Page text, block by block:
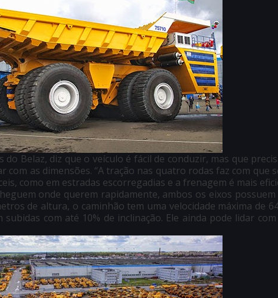
Belaz, diz que o veículo é fácil de conduzir, mas que
com as dimensões. “A tração nas quatro rodas faz com que
como em estradas escorregadias e a frenagem é mais
onde querem rapidamente, ambos os eixos
de altura, o caminhão tem uma velocidade máxima de
com até 10% de inclinação. Ele ainda pode lidar